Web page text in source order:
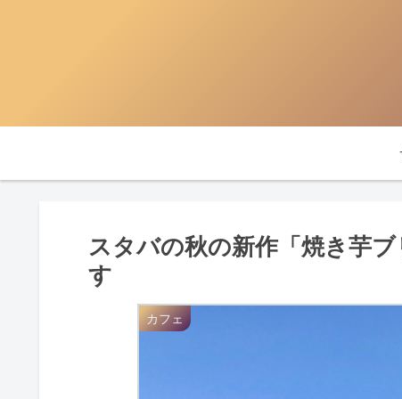
スタバの秋の新作「焼き芋
す
カフェ